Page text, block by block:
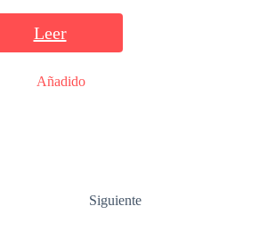
Leer
Añadido
Siguiente